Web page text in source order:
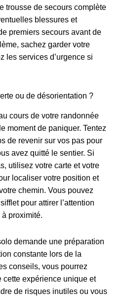
trousse de secours complète
blessures et
premiers secours avant de
sachez garder votre
les services d’urgence si
ou de désorientation ?
cours de votre randonnée
moment de paniquer. Tentez
de revenir sur vos pas pour
avez quitté le sentier. Si
utilisez votre carte et votre
localiser votre position et
chemin. Vous pouvez
pour attirer l’attention
à proximité.
demande une préparation
constante lors de la
conseils, vous pourrez
cette expérience unique et
de risques inutiles ou vous